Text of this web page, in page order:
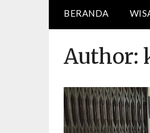
BERANDA
Author: